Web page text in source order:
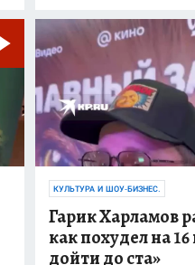
КУЛЬТУРА И ШОУ-БИЗНЕС.
Гарик Харламов
как похудел на
дойти до ста»